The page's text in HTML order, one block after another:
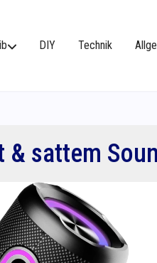
DIY Technik
sattem